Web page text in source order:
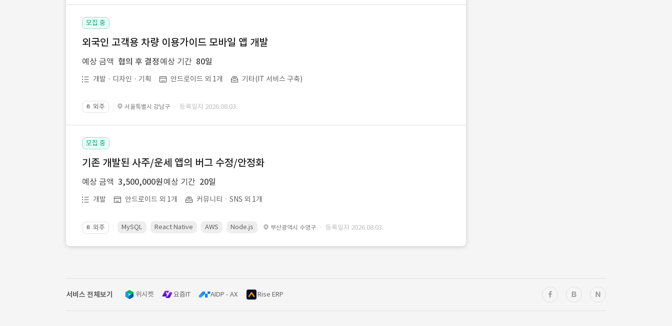
모집 중
외국인 고객용 차량 이용가이드 모바일 앱 개발
예상 금액 협의 후 결정 예상 기간 80일
개발 · 디자인 · 기획 안드로이드 외 1개 기타(IT 서비스 구축)
📔 외주 서울특별시 강남구 · 등록일자 2026.08.03.
모집 중
기존 개발된 사주/운세 앱의 버그 수정/안정화
예상 금액 3,500,000원 예상 기간 20일
개발 안드로이드 외 1개 커뮤니티ㆍSNS 외 1개
📔 외주 MySQL React Native AWS Node.js 부산광역시 수영구 · 등록일자 2026.08.03.
서비스 전체보기 위시켓 요즘IT AIDP - AX Rise ERP